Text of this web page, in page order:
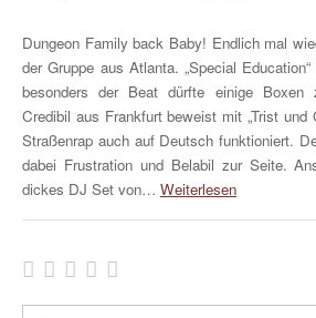
Dungeon Family back Baby! Endlich mal
der Gruppe aus Atlanta. „Special
besonders der Beat dürfte einige Boxen
Credibil aus Frankfurt beweist mit „Trist und
Straßenrap auch auf Deutsch funktioniert.
dabei Frustration und Belabil zur Seite.
dickes DJ Set von… Weiterlesen